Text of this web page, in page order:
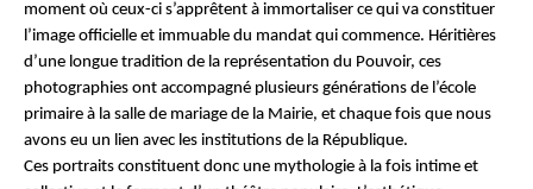
moment où ceux-ci s’apprêtent à immortaliser ce qui va constituer
l’image officielle et immuable du mandat qui commence. Héritières
d’une longue tradition de la représentation du Pouvoir, ces
photographies ont accompagné plusieurs générations de l’école
primaire à la salle de mariage de la Mairie, et chaque fois que nous
avons eu un lien avec les institutions de la République.
Ces portraits constituent donc une mythologie à la fois intime et